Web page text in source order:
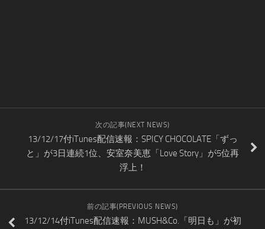
次の記事(NEXT NEWS)
13/12/17付iTunes配信速報：SPICY CHOCOLATE「ずっ
と」が3日連続1位、安室奈美恵「Love Story」が5位再
浮上！
前の記事(PREVIOUS NEWS)
13/12/14付iTunes配信速報：MUSH&Co.「明日も」が初